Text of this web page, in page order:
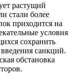
растущий
стали более
приходится на
условия
сохранить
санкций.
обстановка